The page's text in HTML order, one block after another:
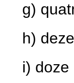
g)
h)
i) doze